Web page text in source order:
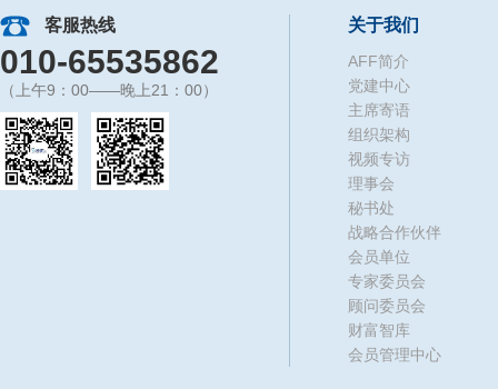
客服热线
010-65535862
（上午9：00——晚上21：00）
关于我们
AFF简介
党建中心
主席寄语
组织架构
视频专访
理事会
秘书处
战略合作伙伴
会员单位
专家委员会
顾问委员会
财富智库
会员管理中心